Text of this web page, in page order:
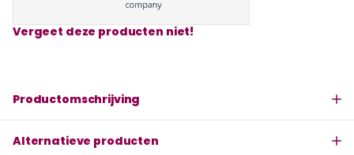
Vergeet deze producten niet!
Productomschrijving
Alternatieve producten